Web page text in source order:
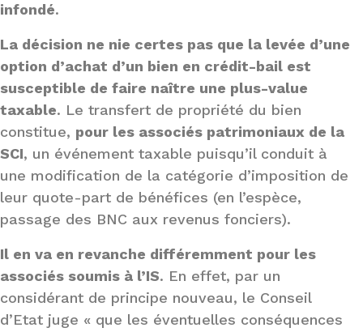
infondé.
La décision ne nie certes pas que la levée d’une
option d’achat d’un bien en crédit-bail est
susceptible de faire naître une plus-value
taxable. Le transfert de propriété du bien
constitue, pour les associés patrimoniaux de la
SCI, un événement taxable puisqu’il conduit à
une modification de la catégorie d’imposition de
leur quote-part de bénéfices (en l’espèce,
passage des BNC aux revenus fonciers).
Il en va en revanche différemment pour les
associés soumis à l’IS. En effet, par un
considérant de principe nouveau, le Conseil
d’Etat juge « que les éventuelles conséquences